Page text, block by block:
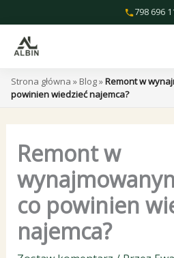
do
treści
798 696
Strona główna » Blog»Remont w
powinien wiedzieć najemca?
Remont w
co powinien
najemca?